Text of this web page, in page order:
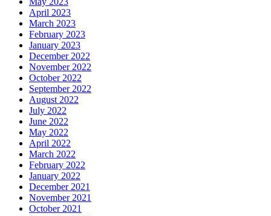
April 2023
March 2023
February 2023
January 2023
December 2022
November 2022
October 2022
September 2022
August 2022
July 2022
June 2022
May 2022
April 2022
March 2022
February 2022
January 2022
December 2021
November 2021
October 2021